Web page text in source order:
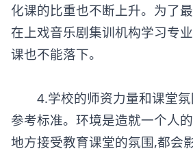
化课的比重也不断上升。为了最
在上戏音乐剧集训机构学习专
课也不能落下。
4.学校的师资力量和课堂氛
参考标准。环境是造就一个人
地方接受教育课堂的氛围,都会